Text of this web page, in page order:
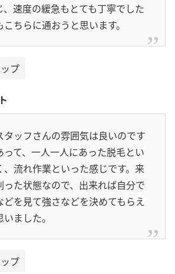
、速度の緩急もとても丁寧でした
ちらに通おうと思います。
プ
タッフさんの雰囲気は良いのです
って、一人一人にあった脱毛とい
、流れ作業といった感じです。来
った状態なので、出来れば自分で
を見て強さなどを決めてもらえ
ました。
プ